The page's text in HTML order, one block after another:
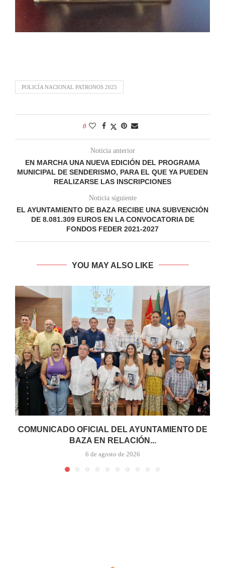
POLICÍA NACIONAL PATRONOS 2025
0
Noticia anterior
EN MARCHA UNA NUEVA EDICIÓN DEL PROGRAMA
MUNICIPAL DE SENDERISMO, PARA EL QUE YA PUEDEN
REALIZARSE LAS INSCRIPCIONES
Noticia siguiente
EL AYUNTAMIENTO DE BAZA RECIBE UNA SUBVENCIÓN
DE 8.081.309 EUROS EN LA CONVOCATORIA DE
FONDOS FEDER 2021-2027
YOU MAY ALSO LIKE
COMUNICADO OFICIAL DEL AYUNTAMIENTO DE
BAZA EN RELACIÓN...
6 de agosto de 2026